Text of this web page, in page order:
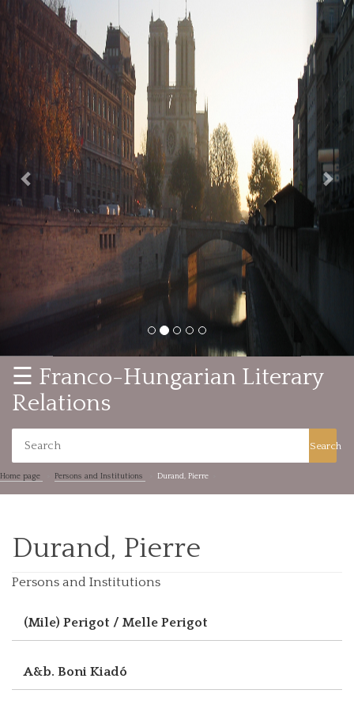
Previous
☰ Franco-Hungarian Literary
Relations
Search
Home page Persons and Institutions Durand, Pierre
Durand, Pierre
Persons and Institutions
(Mile) Perigot / Melle Perigot
A&b. Boni Kiadó